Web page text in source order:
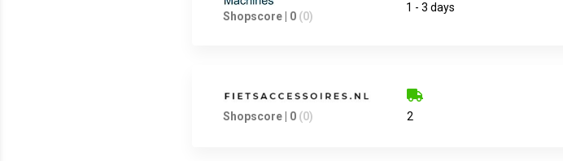
Shopscore | 0 (0)
1 - 3 days
Shopscore | 0 (0) 2